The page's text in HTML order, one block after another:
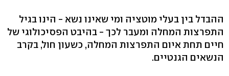
ההבדל בין בעלי מוטציה ומי שאינו נשא - הינו בגיל
התפרצות המחלה ומעבר לכך - בהיבט הפסיכולוגי של
חיים תחת איום התפרצות המחלה, כשעון חול, בקרב
הנשאים הגנטיים.